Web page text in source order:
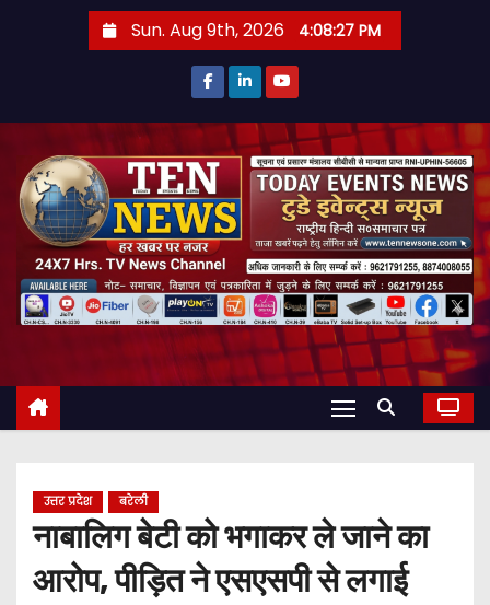
t
Sun. Aug 9th, 2026 4:08:28 PM
उत्तर प्रदेश बरेली
नाबालिग बेटी को भगाकर ले जाने का
आरोप, पीड़ित ने एसएसपी से लगाई